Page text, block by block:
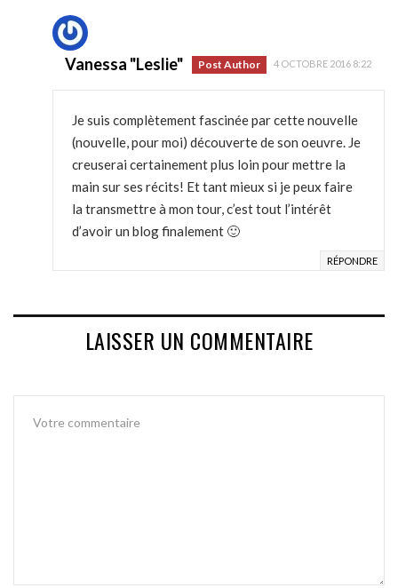
Vanessa "Leslie" Post Author 4 OCTOBRE 2016 8:22
Je suis complètement fascinée par cette nouvelle
(nouvelle, pour moi) découverte de son oeuvre. Je
creuserai certainement plus loin pour mettre la
main sur ses récits! Et tant mieux si je peux faire
la transmettre à mon tour, c’est tout l’intérêt
d’avoir un blog finalement 🙂
RÉPONDRE
LAISSER UN COMMENTAIRE